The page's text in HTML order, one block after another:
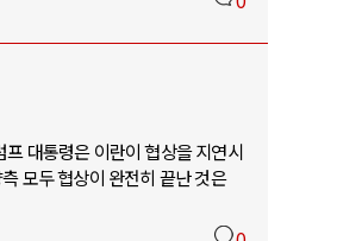
대통령은 이란이 협상을 지연시
모두 협상이 완전히 끝난 것은